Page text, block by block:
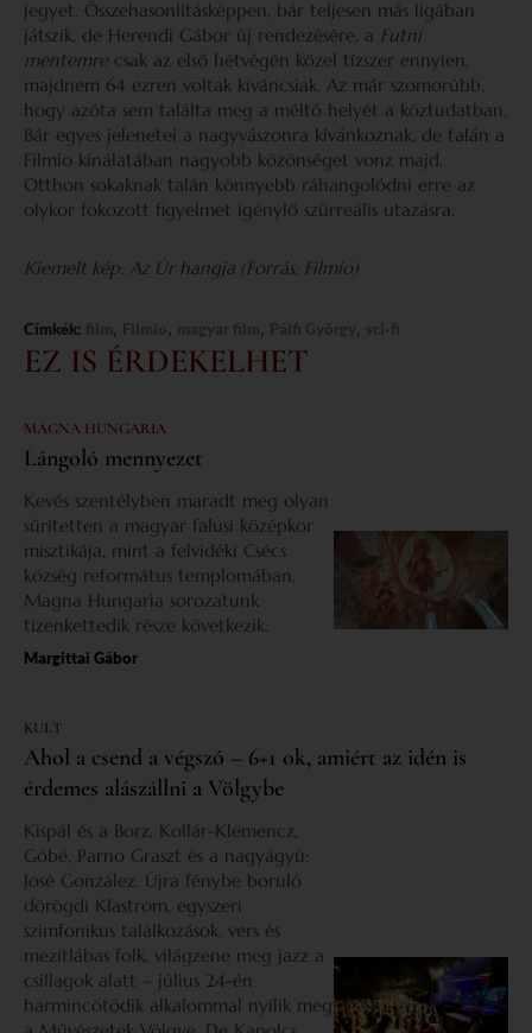
jegyet. Összehasonlításképpen, bár teljesen más ligában
játszik, de Herendi Gábor új rendezésére, a Futni
mentemrecsak az első hétvégén közel tízszer ennyien,
majdnem 64 ezren voltak kíváncsiak. Az már szomorúbb,
hogy azóta sem találta meg a méltó helyét a köztudatban.
Bár egyes jelenetei a nagyvászonra kívánkoznak, de talán a
Filmio kínálatában nagyobb közönséget vonz majd.
Otthon sokaknak talán könnyebb ráhangolódni erre az
olykor fokozott figyelmet igénylő szürreális utazásra.
Kiemelt kép: Az Úr hangja (Forrás: Filmio)
Címkék: , , , ,
EZ IS ÉRDEKELHET
MAGNA HUNGARIA
Lángoló mennyezet
Kevés szentélyben maradt meg olyan
sűrítetten a magyar falusi középkor
misztikája, mint a felvidéki Csécs
község református templomában.
Magna Hungaria sorozatunk
tizenkettedik része következik.
Margittai Gábor
KULT
Ahol a csend a végszó – 6+1 ok, amiért az idén is
érdemes alászállni a Völgybe
Kispál és a Borz, Kollár-Klemencz,
Góbé, Parno Graszt és a nagyágyú:
José González. Újra fénybe boruló
dörögdi Klastrom, egyszeri
szimfonikus találkozások, vers és
mezítlábas folk, világzene meg jazz a
csillagok alatt – július 24-én
harmincötödik alkalommal nyílik meg